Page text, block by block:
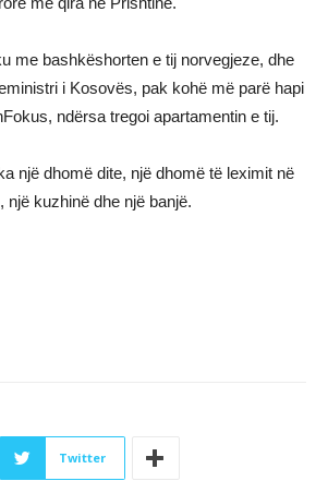
me bashkëshorten e tij norvegjeze, dhe
i Kosovës, pak kohë më parë hapi
ndërsa tregoi apartamentin e tij.
një dhomë dite, një dhomë të leximit në
një kuzhinë dhe një banjë.
Twitter